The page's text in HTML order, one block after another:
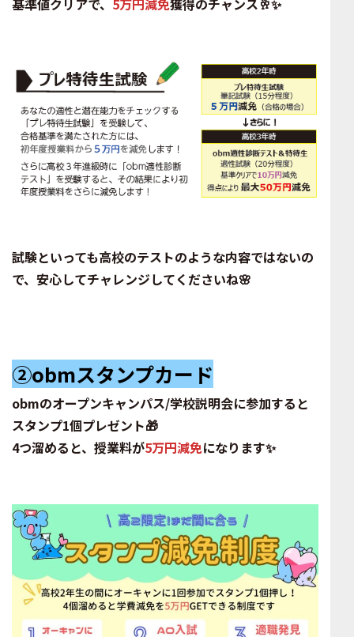
基準値クリアで、 5万円減免獲得のチャンス🥂✨
試験といっても高校のテストのような内容ではないの
で、安心してチャレンジしてくださいね🌸
②obmスタンプカード
obmのオープンキャンパス/学校説明会に参加すると
スタンプ1個プレゼント🎁
4つ溜めると、授業料が5万円減免になります✨